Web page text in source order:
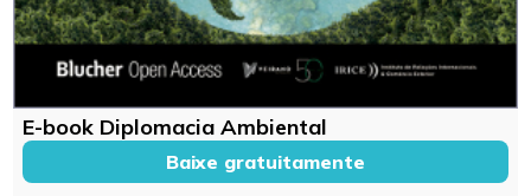
E-book Diplomacia Ambiental
Baixe gratuitamente